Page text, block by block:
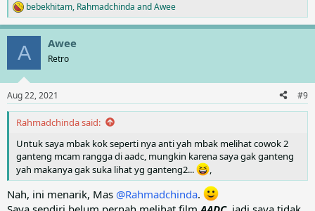
R
e
a
i
s
:
bebekhitam, Rahmadchinda andAwee
A Awee
Retro
Aug 22, 2021 #9
Rahmadchinda said:
Untuk saya mbak kok seperti nya anti yah mbak melihat cowok 2
ganteng mcam rangga di aadc, mungkin karena saya gak ganteng
yah makanya gak suka lihat yg ganteng2...
,
Nah, ini menarik, Mas @Rahmadchinda.